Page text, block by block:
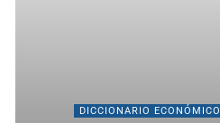
DICCIONARIO ECONÓMICO